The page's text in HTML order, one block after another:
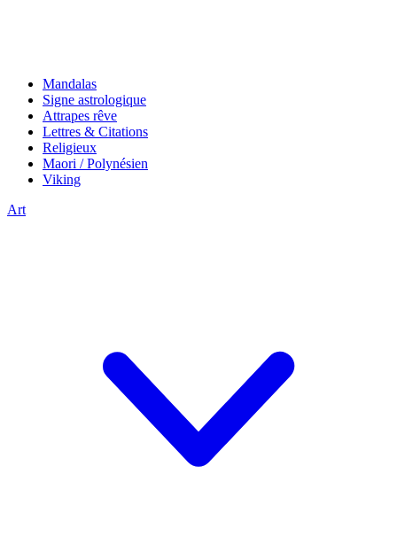
Mandalas
Signe astrologique
Attrapes rêve
Lettres & Citations
Religieux
Maori / Polynésien
Viking
Art